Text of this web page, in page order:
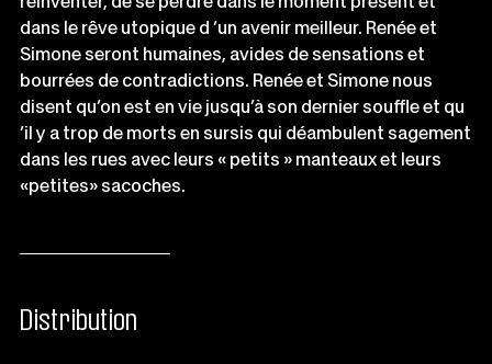
dans le rêve utopique d ’un avenir meilleur. Renée et
Simone seront humaines, avides de sensations et
bourrées de contradictions. Renée et Simone nous
disent qu’on est en vie jusqu’à son dernier souffle et qu
’il y a trop de morts en sursis qui déambulent sagement
dans les rues avec leurs « petits » manteaux et leurs
«petites» sacoches.
Distribution